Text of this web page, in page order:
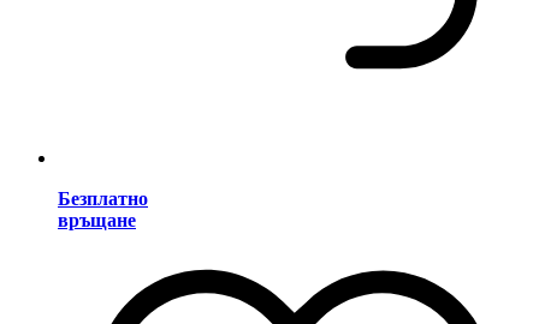
Безплатно
връщане